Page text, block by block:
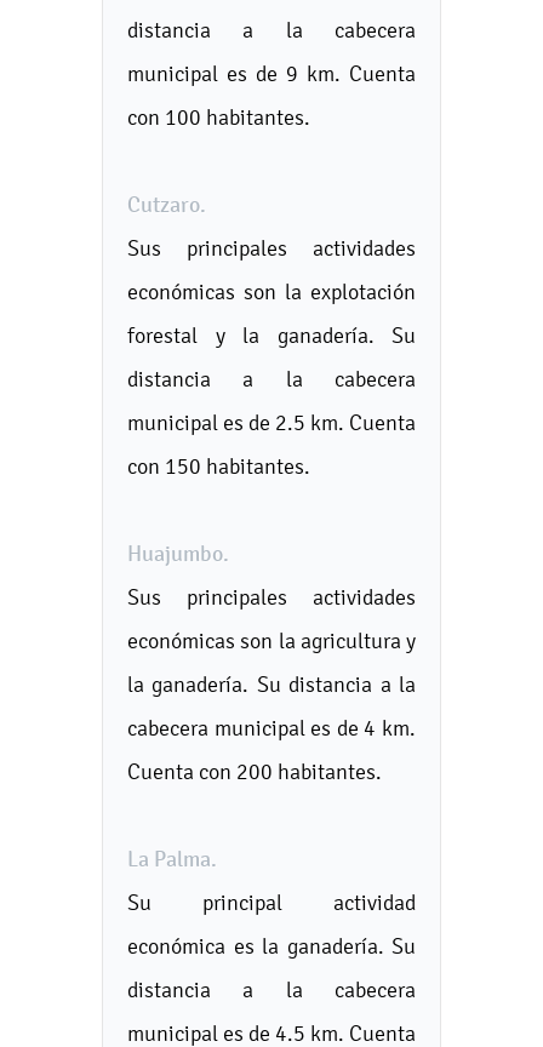
distancia a la cabecera
municipal es de 9 km. Cuenta
con 100 habitantes.
Cutzaro.
Sus principales actividades
económicas son la explotación
forestal y la ganadería. Su
distancia a la cabecera
municipal es de 2.5 km. Cuenta
con 150 habitantes.
Huajumbo.
Sus principales actividades
económicas son la agricultura y
la ganadería. Su distancia a la
cabecera municipal es de 4 km.
Cuenta con 200 habitantes.
La Palma.
Su principal actividad
económica es la ganadería. Su
distancia a la cabecera
municipal es de 4.5 km. Cuenta